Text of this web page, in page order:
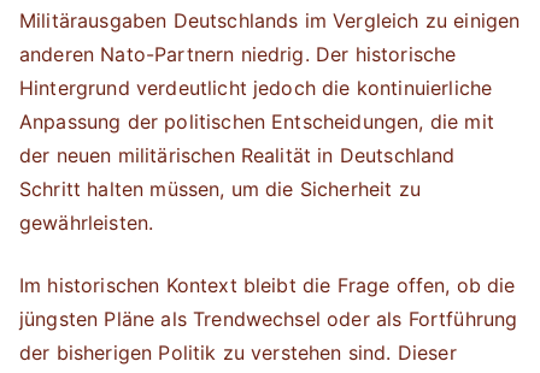
Militärausgaben Deutschlands im Vergleich zu einigen
anderen Nato-Partnern niedrig. Der historische
Hintergrund verdeutlicht jedoch die kontinuierliche
Anpassung der politischen Entscheidungen, die mit
der neuen militärischen Realität in Deutschland
Schritt halten müssen, um die Sicherheit zu
gewährleisten.
Im historischen Kontext bleibt die Frage offen, ob die
jüngsten Pläne als Trendwechsel oder als Fortführung
der bisherigen Politik zu verstehen sind. Dieser